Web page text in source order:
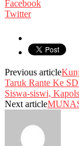
Facebook
Twitter
Previous article
Taruk Rante Ke
Siswa-siswi,
Next article